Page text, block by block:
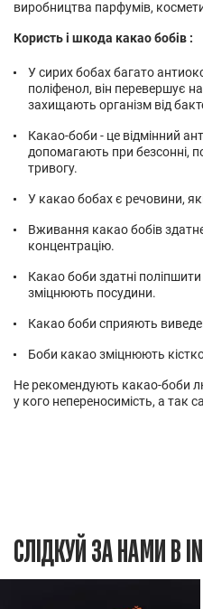
виробництва парфумів,
Користь і шкода какао бобів :
У сирих бобах багато
поліфенол, він перевершує
захищають організм від
Какао-боби - це відмінний
допомагають при безсонні,
тривогу.
У какао бобах є речовини,
Вживання какао бобів
концентрацію.
Какао боби здатні поліпшити
зміцнюють посудини.
Какао боби сприяють
Боби какао зміцнюють
Не рекомендують какао-боби
у кого непереносимість, а так
СЛІДКУЙ ЗА НАМИ В